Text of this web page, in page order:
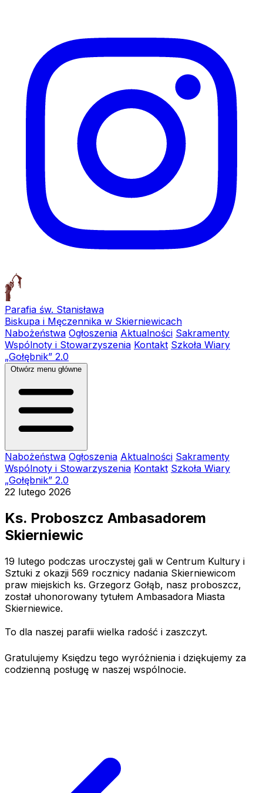
Parafia św. Stanisława
Biskupa i Męczennika w Skierniewicach
Nabożeństwa Ogłoszenia Aktualności Sakramenty
Wspólnoty i Stowarzyszenia Kontakt Szkoła Wiary
„Gołębnik” 2.0
Otwórz menu główne
Nabożeństwa Ogłoszenia Aktualności Sakramenty
Wspólnoty i Stowarzyszenia Kontakt Szkoła Wiary
„Gołębnik” 2.0
22 lutego 2026
Ks. Proboszcz Ambasadorem
Skierniewic
19 lutego podczas uroczystej gali w Centrum Kultury i
Sztuki z okazji 569 rocznicy nadania Skierniewicom
praw miejskich ks. Grzegorz Gołąb, nasz proboszcz,
został uhonorowany tytułem Ambasadora Miasta
Skierniewice.
To dla naszej parafii wielka radość i zaszczyt.
Gratulujemy Księdzu tego wyróżnienia i dziękujemy za
codzienną posługę w naszej wspólnocie.